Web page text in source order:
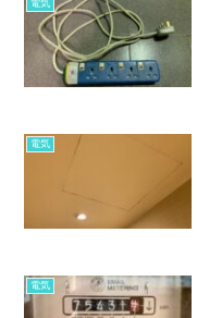
電気
電気
電気